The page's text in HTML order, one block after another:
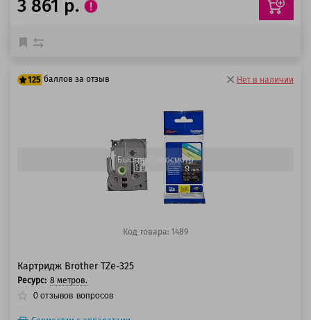
3 861 р.
125 баллов за отзыв Нет в наличии
Быстрый просмотр
Код товара: 1489
Картридж Brother TZe-325
Ресурс: 8 метров.
0 отзывов вопросов